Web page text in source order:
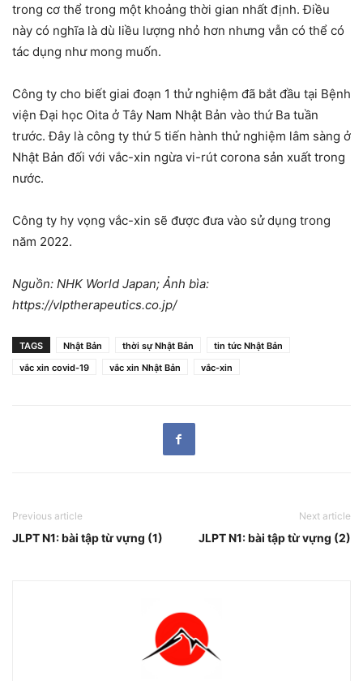
trong cơ thể trong một khoảng thời gian nhất định. Điều
này có nghĩa là dù liều lượng nhỏ hơn nhưng vẫn có thể có
tác dụng như mong muốn.
Công ty cho biết giai đoạn 1 thử nghiệm đã bắt đầu tại Bệnh
viện Đại học Oita ở Tây Nam Nhật Bản vào thứ Ba tuần
trước. Đây là công ty thứ 5 tiến hành thử nghiệm lâm sàng ở
Nhật Bản đối với vắc-xin ngừa vi-rút corona sản xuất trong
nước.
Công ty hy vọng vắc-xin sẽ được đưa vào sử dụng trong
năm 2022.
Nguồn: NHK World Japan; Ảnh bìa:
https://vlptherapeutics.co.jp/
TAGS Nhật Bản thời sự Nhật Bản
tin tức Nhật Bản
vắc xin covid-19
vắc xin Nhật Bản vắc-xin
Previous article
JLPT N1: bài tập từ vựng (1)
Next article
JLPT N1: bài tập từ vựng (2)